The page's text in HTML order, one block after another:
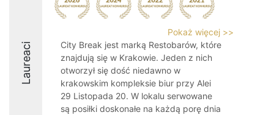
Laureaci
Pokaż więcej >>
City Break jest marką Restobarów, które
znajdują się w Krakowie. Jeden z nich
otworzył się dość niedawno w
krakowskim kompleksie biur przy Alei
29 Listopada 20. W lokalu serwowane
są posiłki doskonałe na każdą porę dnia